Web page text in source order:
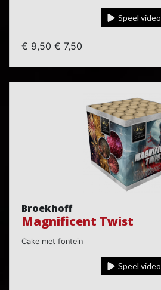
Speel video
€ 9,50 € 7,50
Broekhoff
Magnificent Twist
Cake met fontein
Speel video